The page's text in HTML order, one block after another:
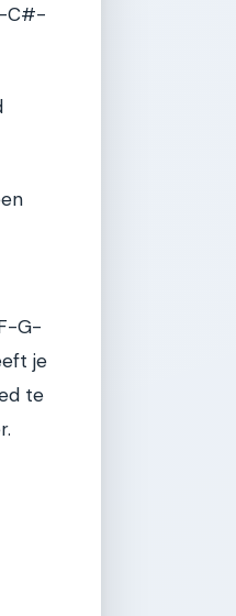
C#-
G-
je
te